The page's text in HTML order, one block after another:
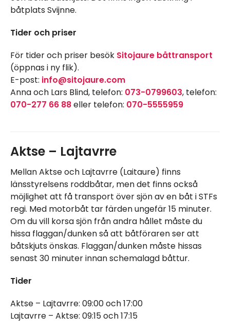
båtplats Svijnne.
Tider och priser
För tider och priser besök Sitojaure båttransport
(öppnas i ny flik).
E-post: info@sitojaure.com
Anna och Lars Blind, telefon: 073-0799603, telefon:
070-277 66 88eller telefon: 070-5555959
Aktse – Lajtavrre
Mellan Aktse och Lajtavrre (Laitaure) finns
länsstyrelsens roddbåtar, men det finns också
möjlighet att få transport över sjön av en båt i STFs
regi. Med motorbåt tar färden ungefär 15 minuter.
Om du vill korsa sjön från andra hållet måste du
hissa flaggan/dunken så att båtföraren ser att
båtskjuts önskas. Flaggan/dunken måste hissas
senast 30 minuter innan schemalagd båttur.
Tider
Aktse – Lajtavrre: 09:00 och 17:00
Lajtavrre – Aktse: 09:15 och 17:15